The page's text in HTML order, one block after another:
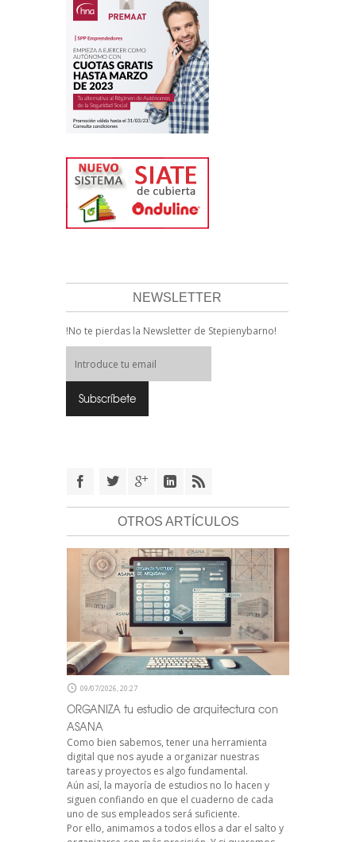
NEWSLETTER
!No te pierdas la Newsletter de Stepienybarno!
OTROS ARTÍCULOS
09/07/2026, 20:27
ORGANIZA tu estudio de arquitectura con
ASANA
Como bien sabemos, tener una herramienta
digital que nos ayude a organizar nuestras
tareas y proyectos es algo fundamental.
Aún así, la mayoría de estudios no lo hacen y
siguen confiando en que el cuaderno de cada
uno de sus empleados será suficiente.
Por ello, animamos a todos ellos a dar el salto y